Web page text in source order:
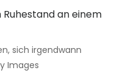
sich irgendwann
Images